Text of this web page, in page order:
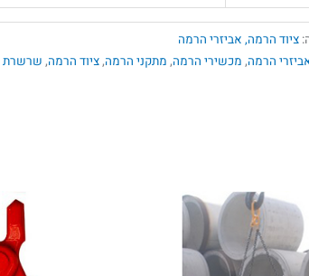
ציוד הרמה, אביזרי הרמה
הרמה, מכשירי הרמה, מתקני הרמה,ציוד הרמה, שרשרת